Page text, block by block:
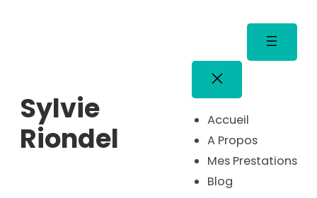
Sylvie
Riondel
Accueil
A Propos
Mes Prestations
Blog